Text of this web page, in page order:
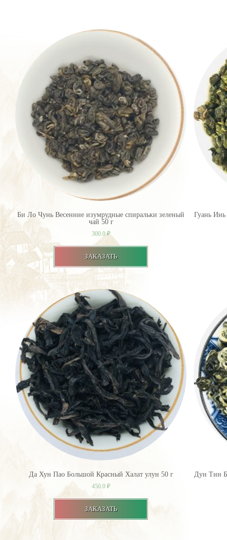
Би Ло Чунь Весенние изумрудные спиральки зеленый
чай 50 г
300.0₽
ЗАКАЗАТЬ
Гуань
Да Хун Пао Большой Красный Халат улун 50 г
450.0 ₽
ЗАКАЗАТЬ
Дун Тин